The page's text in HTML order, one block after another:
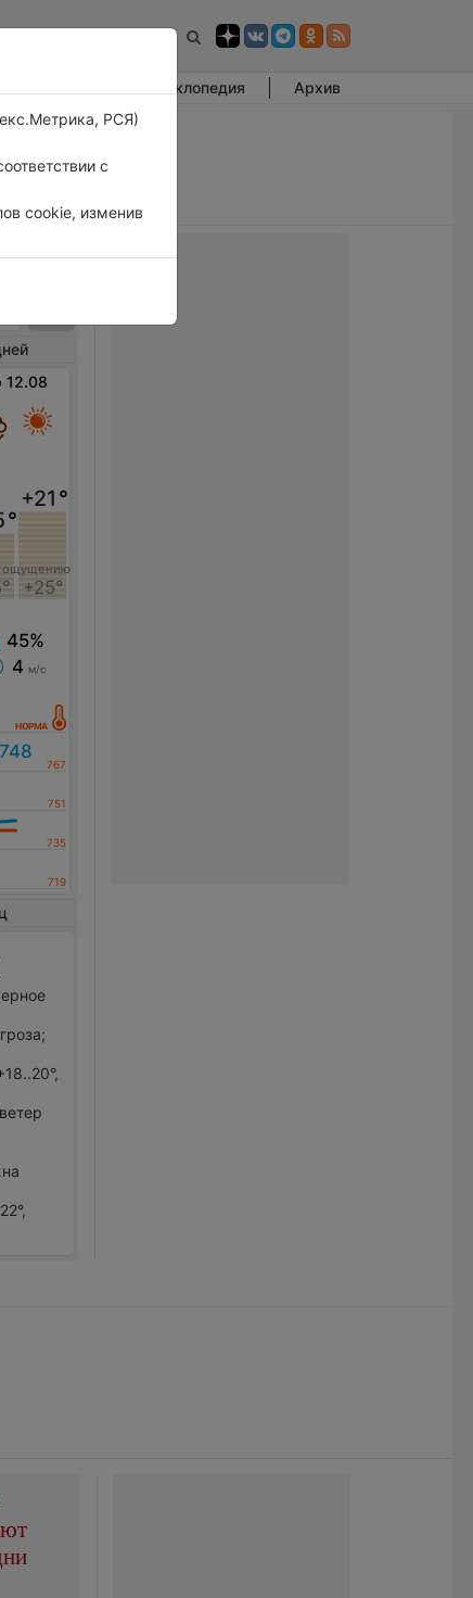
Энциклопедия Архив
12.08
°
+21 °
+25°
ощущению
45%
4 м/с
РСЯ)
с
cookie, изменив